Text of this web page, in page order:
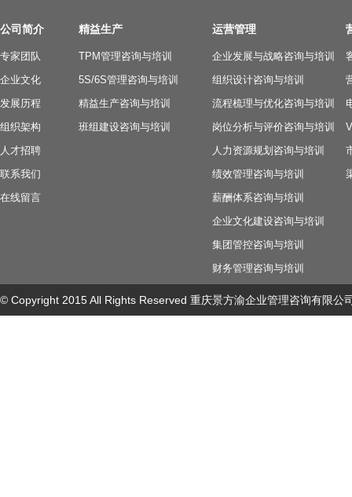
公司简介
专家团队
企业文化
发展历程
组织架构
人才招聘
联系我们
在线留言
精益生产
TPM管理咨询与培训
5S/6S管理咨询与培训
精益生产咨询与培训
班组建设咨询与培训
运营管理
企业发展与战略咨询与培训
组织设计咨询与培训
流程梳理与优化咨询与培训
岗位分析与评价咨询与培训
人力资源规划咨询与培训
绩效管理咨询与培训
薪酬体系咨询与培训
企业文化建设咨询与培训
集团管控咨询与培训
财务管理咨询与培训
© Copyright 2015 All Rights Reserved 重庆景方渝企业管理咨询有限公